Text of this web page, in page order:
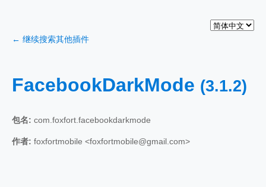
← 继续搜索其他插件
FacebookDarkMode (3.1.2)
包名: com.foxfort.facebookdarkmode
作者: foxfortmobile <foxfortmobile@gmail.com>